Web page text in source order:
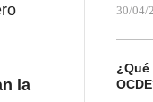
la
30/04/